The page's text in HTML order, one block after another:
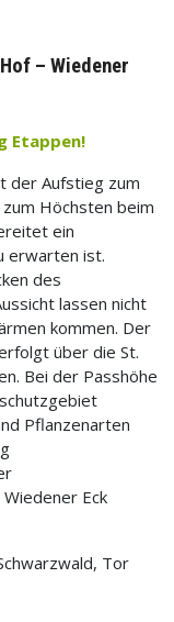
– Wiedener
Etappen!
der Aufstieg zum
Höchsten beim
ein
erwarten ist.
des
lassen nicht
kommen. Der
über die St.
Bei der Passhöhe
Pflanzenarten
Eck
Tor